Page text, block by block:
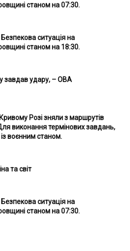
станом на 07:30.
ситуація на
станом на 18:30.
завдав удару, – ОВА
Розі зняли з маршрутів
виконання термінових завдань,
воєнним станом.
та світ
ситуація на
станом на 07:30.